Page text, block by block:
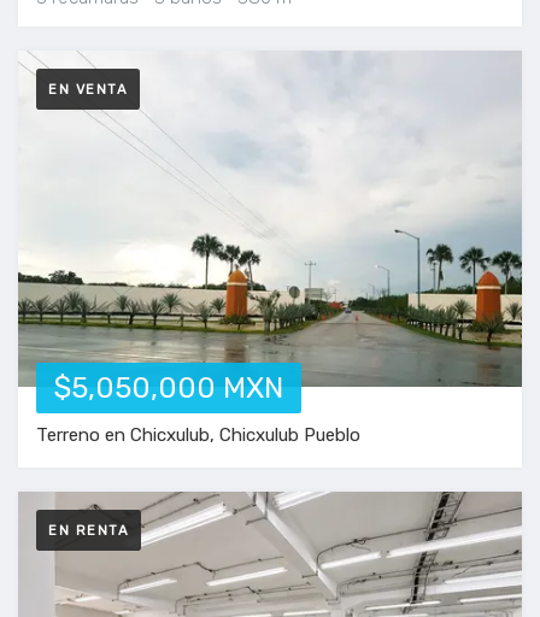
EN VENTA
$5,050,000 MXN
Terreno en Chicxulub, Chicxulub Pueblo
EN RENTA